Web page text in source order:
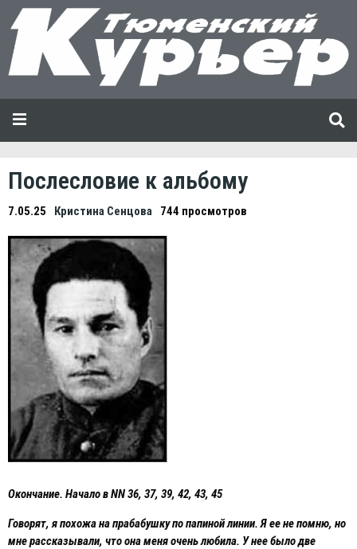
Послесловие к альбому
7.05.25 Кристина Сенцова 744 просмотров
Окончание. Начало в NN 36, 37, 39, 42, 43, 45
Говорят, я похожа на прабабушку по папиной линии. Я ее не помню, но
мне рассказывали, что она меня очень любила. У нее было две